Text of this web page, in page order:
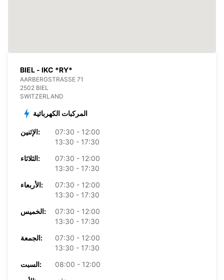
BIEL - IKC *RY*
AARBERGSTRASSE 71
2502 BIEL
SWITZERLAND
المركبات الكهربائية
الإثنين:
07:30 - 12:00
13:30 - 17:30
الثلاثاء:
07:30 - 12:00
13:30 - 17:30
الأربعاء:
07:30 - 12:00
13:30 - 17:30
الخميس:
07:30 - 12:00
13:30 - 17:30
الجمعة:
07:30 - 12:00
13:30 - 17:30
السبت:
08:00 - 12:00